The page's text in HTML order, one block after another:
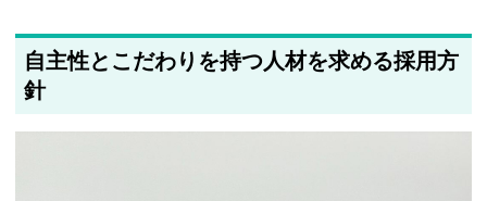
自主性とこだわりを持つ人材を求める採用方
針